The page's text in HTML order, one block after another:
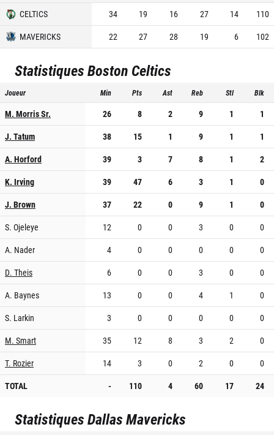
CELTICS 34 19 16 27 14
110
MAVERICKS
22 27 28 19 6 102
StatistiquesBoston Celtics
Joueur Min Pts Ast Reb Stl Blk
M. Morris Sr. 26 8 2 9 1
1
J. Tatum
38 15 1 9 1
1
A. Horford
39 3 7 8 1
2
K. Irving
39 47 6 3 1
0
J. Brown
37 22 0 9 1
0
S. Ojeleye
12 0 0 3 0
0
A. Nader
4 0 0 0 0
0
D. Theis
6 0 0 3 0
0
A. Baynes
13 0 0 4 1
0
S. Larkin
3 0 0 0 0
0
M. Smart
35 12 8 3 2
0
T. Rozier
14 3 0 2 0
0
TOTAL
- 110 4 60 17 24
StatistiquesDallas Mavericks